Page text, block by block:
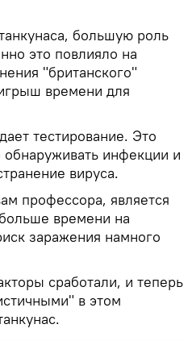
большую роль
это повлияло на
"британского"
времени для
тестирование. Это
инфекции и
вируса.
профессора, является
времени на
заражения намного
сработали, и теперь
в этом